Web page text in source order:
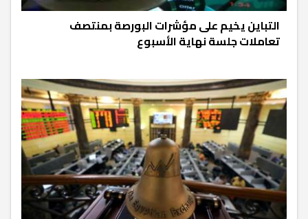
التباين يخيم على مؤشرات البورصة بمنتصف
تعاملات جلسة نهاية الأسبوع